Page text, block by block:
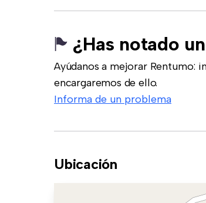
¿Has notado
Ayúdanos a mejorar Rentumo:
encargaremos de ello.
Informa de un problema
Ubicación